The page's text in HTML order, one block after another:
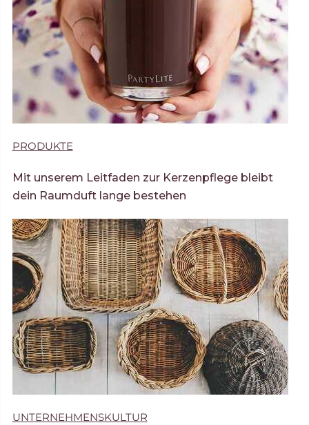
PRODUKTE
Mit unserem Leitfaden zur Kerzenpflege bleibt
dein Raumduft lange bestehen
UNTERNEHMENSKULTUR